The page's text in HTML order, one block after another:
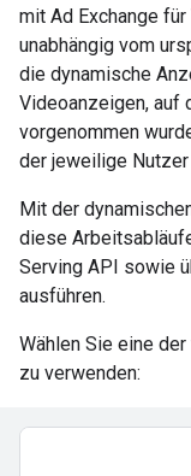
mit Ad Exchange
unabhängig vom
die dynamische
Videoanzeigen, auf
vorgenommen
der jeweilige
Mit der
diese
Serving API sowie
ausführen.
Wählen Sie eine
zu verwenden: